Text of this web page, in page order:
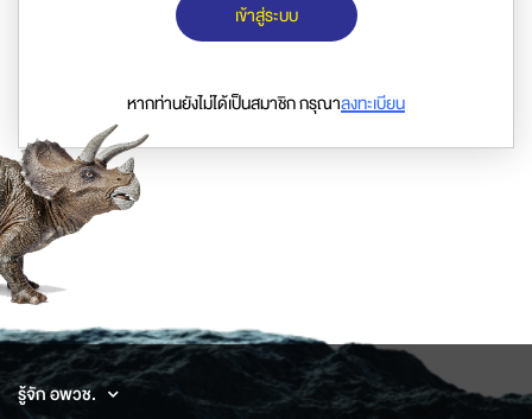
เข้าสู่ระบบ
หากท่านยังไม่ได้เป็นสมาชิก กรุณาลงทะเบียน
รู้จัก อพวช.